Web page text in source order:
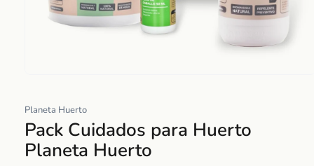
multimedia
1
en
una
Planeta Huerto
Pack Cuidados para Huerto
Planeta Huerto